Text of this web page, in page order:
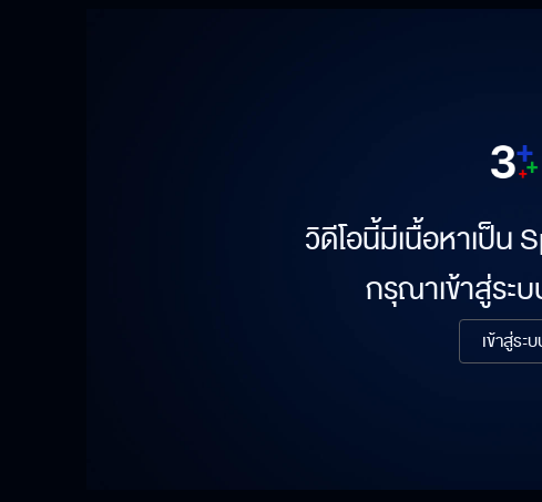
วิดีโอนี้มีเนื้อหาเป็น
กรุณาเข้าสู่ระ
เข้าสู่ระ